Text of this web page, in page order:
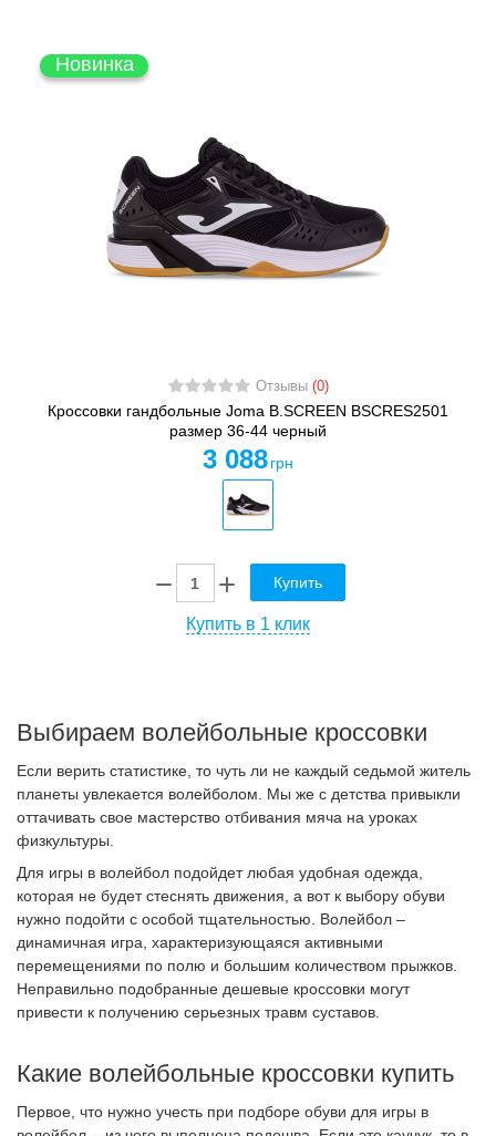
Новинка
Отзывы (0)
Кроссовки гандбольные Joma B.SCREEN BSCRES2501
размер 36-44 черный
3 088 грн
Купить
Купить в 1 клик
Выбираем волейбольные кроссовки
Если верить статистике, то чуть ли не каждый седьмой житель
планеты увлекается волейболом. Мы же с детства привыкли
оттачивать свое мастерство отбивания мяча на уроках
физкультуры.
Для игры в волейбол подойдет любая удобная одежда,
которая не будет стеснять движения, а вот к выбору обуви
нужно подойти с особой тщательностью. Волейбол –
динамичная игра, характеризующаяся активными
перемещениями по полю и большим количеством прыжков.
Неправильно подобранные дешевые кроссовки могут
привести к получению серьезных травм суставов.
Какие волейбольные кроссовки купить
Первое, что нужно учесть при подборе обуви для игры в